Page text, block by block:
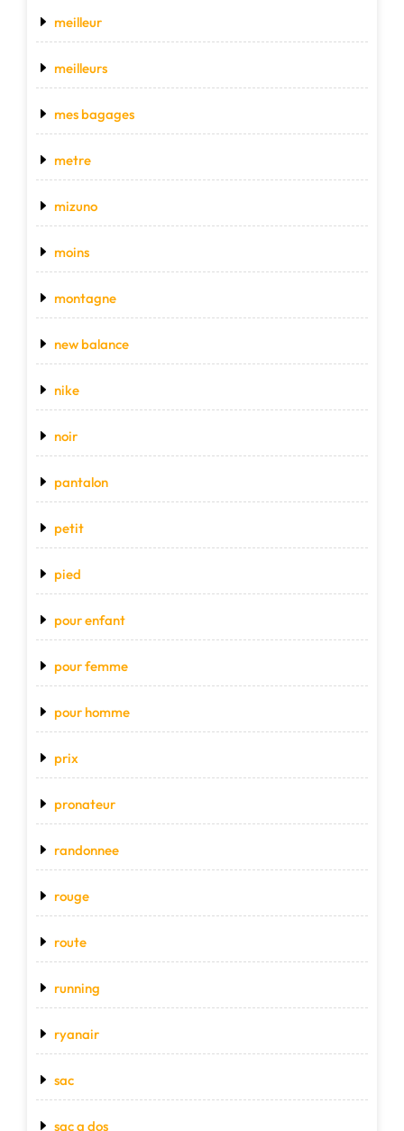
meilleur
meilleurs
mes bagages
metre
mizuno
moins
montagne
new balance
nike
noir
pantalon
petit
pied
pour enfant
pour femme
pour homme
prix
pronateur
randonnee
rouge
route
running
ryanair
sac
sac a dos